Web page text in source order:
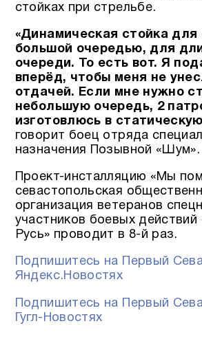
стойках при стрельбе.
«Динамическая стойка для
большой очередью, для
очереди. То есть вот. Я
вперёд, чтобы меня не
отдачей. Если мне нужно
небольшую очередь, 2
изготовлюсь в
говорит боец отряда
назначения Позывной «Шум».
Проект-инсталляцию «Мы
севастопольская
организация ветеранов
участников боевых действий
Русь» проводит в 8-й раз.
Подпишитесь на Первый
Яндекс.Новостях
Подпишитесь на Первый
Гугл-Новостях